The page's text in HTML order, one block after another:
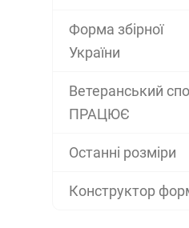
Форма збірної
України
Ветеранський
ПРАЦЮЄ
Останні розміри
Конструктор